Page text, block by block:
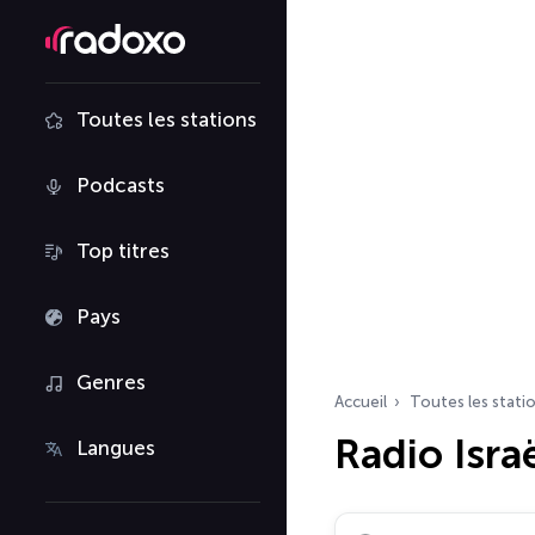
Toutes les stations
Podcasts
Top titres
Pays
Genres
Langues
Accueil Toutes les
Radio
Rechercher des radios…